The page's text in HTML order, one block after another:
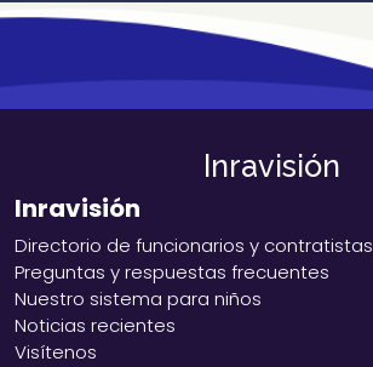
Inravisión
Inravisión
Directorio de funcionarios y contratistas
Preguntas y respuestas frecuentes
Nuestro sistema para niños
Noticias recientes
Visítenos